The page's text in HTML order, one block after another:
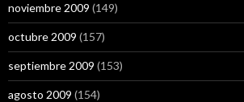
noviembre 2009 (149)
octubre 2009 (157)
septiembre 2009 (153)
agosto 2009 (154)